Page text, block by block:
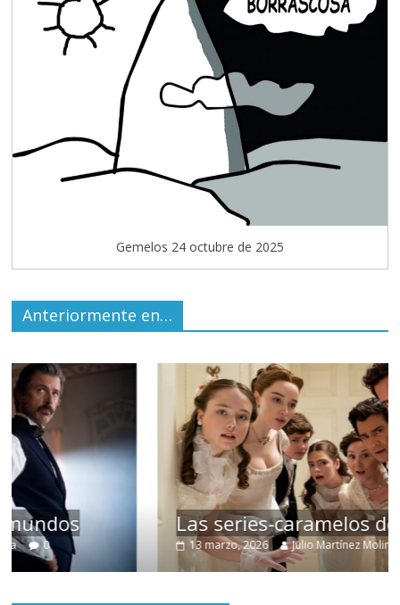
Gemelos 24 octubre de 2025
Anteriormente en…
Las series-caramelos de Shondaland
13 marzo, 2026 Julio Martínez Molina 0